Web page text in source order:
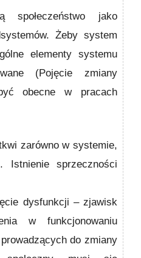
społeczeństwo jako
Żeby system
elementy systemu
(Pojęcie zmiany
obecne w pracach
zarówno w systemie,
sprzeczności
dysfunkcji – zjawisk
w funkcjonowaniu
do zmiany